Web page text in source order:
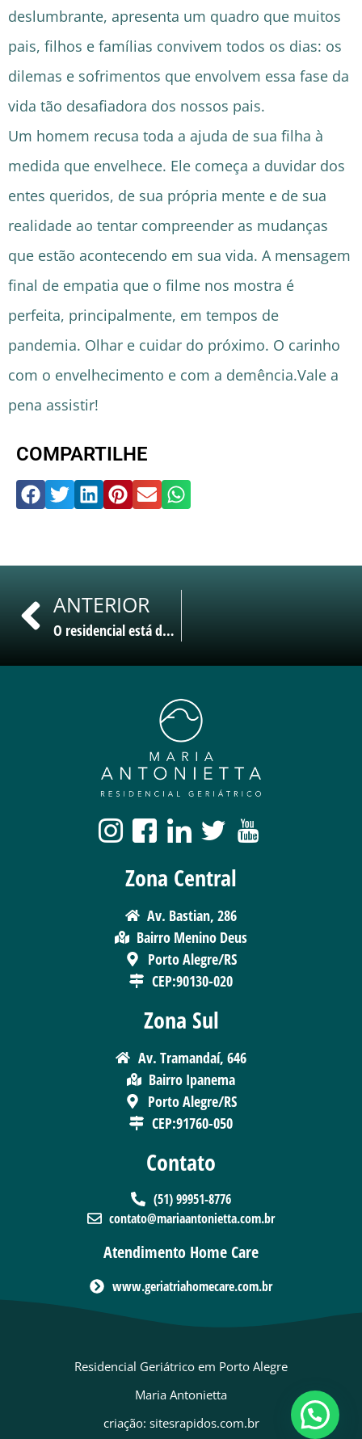
deslumbrante, apresenta um quadro que muitos
pais, filhos e famílias convivem todos os dias: os
dilemas e sofrimentos que envolvem essa fase da
vida tão desafiadora dos nossos pais.
Um homem recusa toda a ajuda de sua filha à
medida que envelhece. Ele começa a duvidar dos
entes queridos, de sua própria mente e de sua
realidade ao tentar compreender as mudanças
que estão acontecendo em sua vida. A mensagem
final de empatia que o filme nos mostra é
perfeita, principalmente, em tempos de
pandemia. Olhar e cuidar do próximo. O carinho
com o envelhecimento e com a demência.Vale a
pena assistir!
COMPARTILHE
ANTERIOR
O residencial está de cara nova!
Zona Central
Av. Bastian, 286
Bairro Menino Deus
Porto Alegre/RS
CEP:90130-020
Zona Sul
Av. Tramandaí, 646
Bairro Ipanema
Porto Alegre/RS
CEP:91760-050
Contato
(51) 99951-8776
contato@mariaantonietta.com.br
Atendimento Home Care
www.geriatriahomecare.com.br
Residencial Geriátrico em Porto Alegre
Maria Antonietta
criação: sitesrapidos.com.br